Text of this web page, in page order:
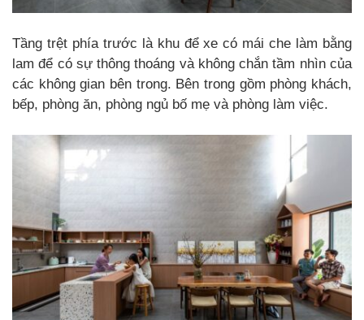
Tầng trệt phía trước là khu để xe có mái che làm bằng
lam để có sự thông thoáng và không chắn tầm nhìn của
các không gian bên trong. Bên trong gồm phòng khách,
bếp, phòng ăn, phòng ngủ bố mẹ và phòng làm việc.